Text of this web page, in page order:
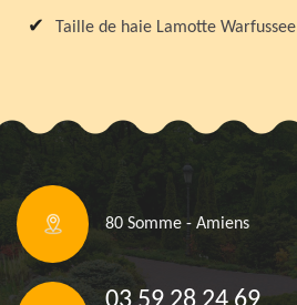
Taille de haie Lamotte Warfussee
80 Somme - Amiens